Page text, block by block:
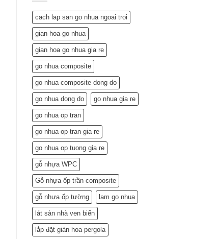
Hưu:
Không
Khỏe
Tuổi
Về
Quyết
Chọn
cach lap san go nhua ngoai troi
gian hoa go nhua
gian hoa go nhua gia re
go nhua composite
go nhua composite dong do
go nhua dong do go nhua gia re
go nhua op tran
go nhua op tran gia re
go nhua op tuong gia re
gỗ nhựa WPC
Gỗ nhựa ốp trần composite
gỗ nhựa ốp tường lam go nhua
lát sàn nhà ven biển
lắp đặt giàn hoa pergola